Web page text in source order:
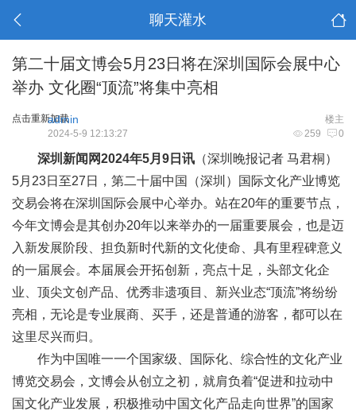
聊天灌水
第二十届文博会5月23日将在深圳国际会展中心
举办 文化圈“顶流”将集中亮相
点击重新加载 楼主
admin
259 0
2024-5-9 12:13:27
深圳新闻网2024年5月9日讯 （深圳晚报记者 马君桐）
5月23日至27日，第二十届中国（深圳）国际文化产业博览
交易会将在深圳国际会展中心举办。站在20年的重要节点，
今年文博会是其创办20年以来举办的一届重要展会，也是迈
入新发展阶段、担负新时代新的文化使命、具有里程碑意义
的一届展会。本届展会开拓创新，亮点十足，头部文化企
业、顶尖文创产品、优秀非遗项目、新兴业态“顶流”将纷纷
亮相，无论是专业展商、买手，还是普通的游客，都可以在
这里尽兴而归。
作为中国唯一一个国家级、国际化、综合性的文化产业
博览交易会，文博会从创立之初，就肩负着“促进和拉动中
国文化产业发展，积极推动中国文化产品走向世界”的国家